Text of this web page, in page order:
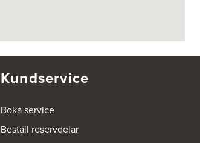
Kundservice
Boka service
Beställ reservdelar